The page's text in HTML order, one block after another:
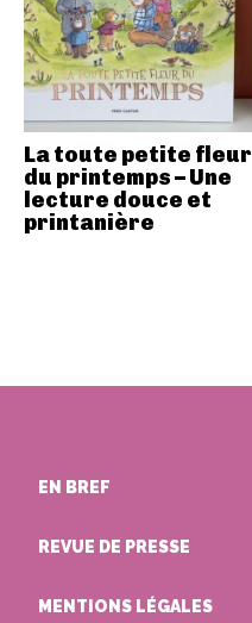
La toute petite fleur
du printemps – Une
lecture douce et
printanière
EN BREF
REVUE DE PRESSE
MENTIONS LÉGALES